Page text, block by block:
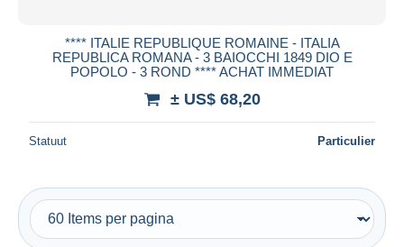
**** ITALIE REPUBLIQUE ROMAINE - ITALIA
REPUBLICA ROMANA - 3 BAIOCCHI 1849 DIO E
POPOLO - 3 ROND **** ACHAT IMMEDIAT
± US$ 68,20
Statuut Particulier